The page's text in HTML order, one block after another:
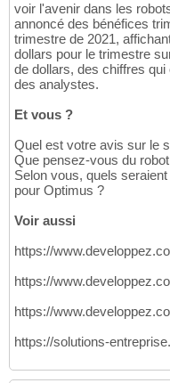
voir l'avenir dans les
annoncé des bénéfices
trimestre de 2021,
dollars pour le trimestre
de dollars, des chiffres
des analystes.
Et vous ?
Quel est votre avis sur le
Que pensez-vous du
Selon vous, quels
pour Optimus ?
Voir aussi
https://
https://
https://
https://solutions-